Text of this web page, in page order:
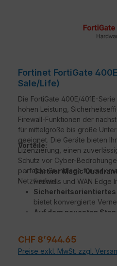
Fortinet FortiGate
Sale/Life)
Die FortiGate 400E/401E-
hohen Leistung,
Firewall-Funktionen der
für mittelgroße bis große
geeignet. Die Geräte bieten
Lizenzierung, einen
Schutz vor Cyber-
perfekte Grundlage für
Netzwerkes.
Vorteile:
Gartner Magic
Firewalls und WAN Edge
Sicherheitsorientiertes
bietet konvergierte
Auf dem neuesten
Sicherheit für
KI / ML-gestützten
Regulärer Preis:
CHF 8’944.65
Preise exkl. MwSt. zzgl.